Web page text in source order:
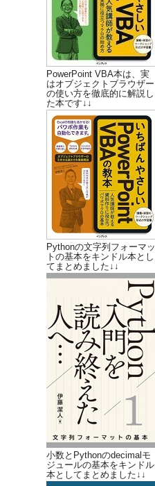
PowerPoint VBA本は、実
はオブジェクトブラウザー
の使い方を徹底的に解説し
た本です↓↓
Pythonの文字列フォーマッ
トの基本をキンドル本とし
てまとめました↓↓
小数とPythonのdecimalモ
ジュールの基本をキンドル
本としてまとめました↓↓